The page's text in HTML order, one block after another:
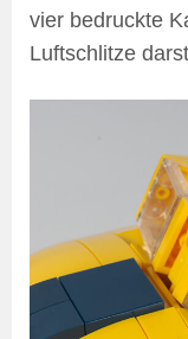
vier bedruckte
Luftschlitze